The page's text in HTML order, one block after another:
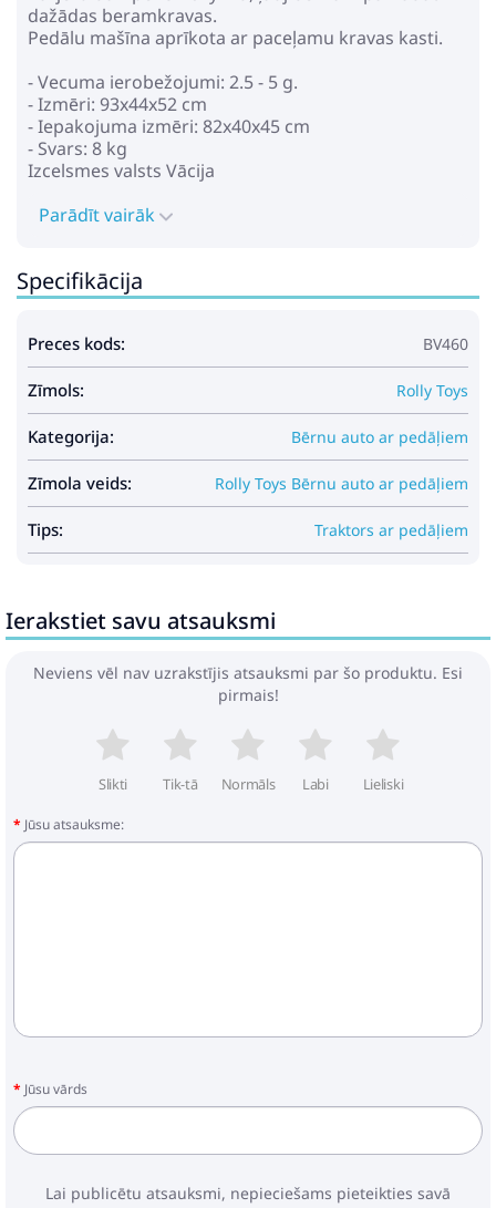
dažādas beramkravas.
Pedālu mašīna aprīkota ar paceļamu kravas kasti.
- Vecuma ierobežojumi: 2.5 - 5 g.
- Izmēri: 93x44x52 cm
- Iepakojuma izmēri: 82x40x45 cm
- Svars: 8 kg
Izcelsmes valsts Vācija
Parādīt vairāk
Specifikācija
Preces kods: BV460
Zīmols: Rolly Toys
Kategorija: Bērnu auto ar pedāļiem
Zīmola veids: Rolly Toys Bērnu auto ar pedāļiem
Tips: Traktors ar pedāļiem
Ierakstiet savu atsauksmi
Neviens vēl nav uzrakstījis atsauksmi par šo produktu. Esi
pirmais!
Slikti Tik-tā Normāls Labi Lieliski
Jūsu atsauksme:
Jūsu vārds
Lai publicētu atsauksmi, nepieciešams pieteikties savā